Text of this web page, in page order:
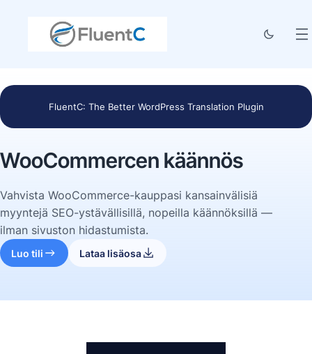
FluentC: The Better WordPress Translation Plugin
WooCommercen käännös
Vahvista WooCommerce-kauppasi kansainvälisiä
myyntejä SEO-ystävällisillä, nopeilla käännöksillä —
ilman sivuston hidastumista.
Luo tili Lataa lisäosa